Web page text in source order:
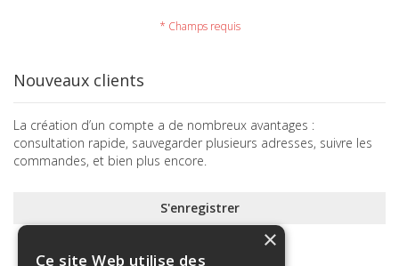
Nouveaux clients
La création d’un compte a de nombreux avantages :
consultation rapide, sauvegarder plusieurs adresses, suivre les
commandes, et bien plus encore.
S'enregistrer
×
Ce site Web utilise des